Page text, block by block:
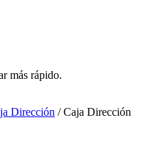
más rápido.
Dirección /Caja Dirección